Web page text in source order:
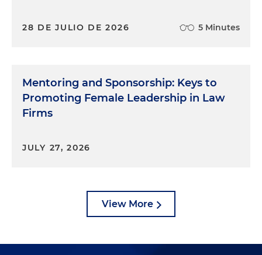
28 DE JULIO DE 2026 5 Minutes
Mentoring and Sponsorship: Keys to
Promoting Female Leadership in Law
Firms
JULY 27, 2026
View More